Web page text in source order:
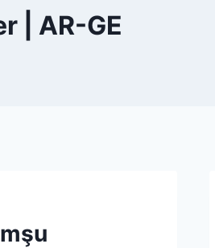
| AR-GE